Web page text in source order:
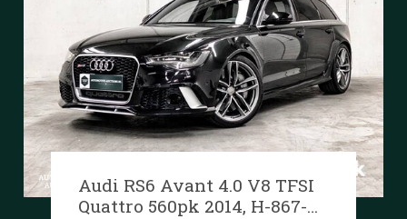
Audi RS6 Avant 4.0 V8 TFSI
Quattro 560pk 2014, H-867-